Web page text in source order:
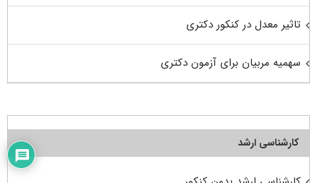
تاثیر معدل در کنکور دکتری
سهمیه مربیان برای آزمون دکتری
کارشناسی ارشد